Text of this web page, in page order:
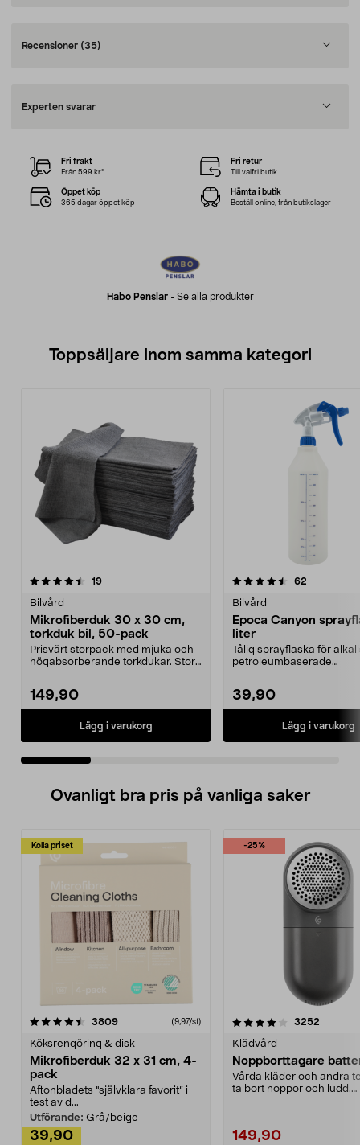
Recensioner (35)
Experten svarar
Habo Penslar- Se alla produkter
Fri frakt
Från 599 kr*
Fri retur
Till valfri butik
Öppet köp
365 dagar öppet köp
Hämta i butik
Beställ online, från butikslager
Toppsäljare inom samma kategori
19recensioner
Bilvård
Mikrofiberduk 30 x 30 cm,
torkduk bil, 50-pack
Prisvärt storpack med mjuka och
högabsorberande torkdukar. Stora
149,90
Lägg i varukorg
4.5 av 5 stjärnor 62
Bilvård
Epoca Canyon
liter
Tålig sprayflaska för
petroleumbaserade
39,90
Lägg i varukorg
4.0 av 5 stjärnor
Ovanligt bra pris på vanliga saker
Kolla priset
3809recensioner (9,97/st)
Köksrengöring & disk
Mikrofiberduk 32 x 31 cm, 4-
pack
Aftonbladets "självklara favorit” i
test av d...
Utförande: Grå/beige
39,90
-25%
4.0av 5 stjärnor 3252
Klädvård
Noppborttagare
Vårda kläder och andra
ta bort noppor och ludd.
149,90
4.5av 5 stjärnor